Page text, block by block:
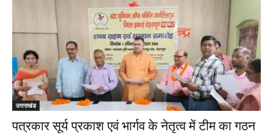
उत्तराखंड
पत्रकार सूर्य प्रकाश एवं भार्गव के नेतृत्व में टीम का गठन